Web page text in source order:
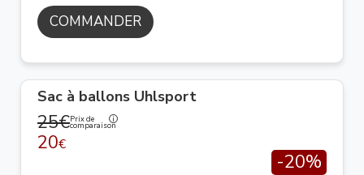
COMMANDER
Sac à ballons Uhlsport
25€Prix de
comparaison
20€
-20%